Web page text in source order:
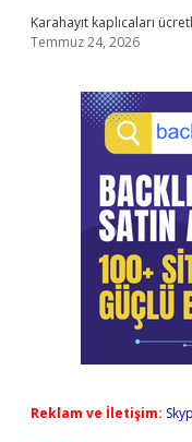
Karahayıt kaplıcaları
Temmuz 24, 2026
Reklam ve İletişim: